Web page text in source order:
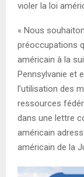
violer la loi
« Nous
préoccupations
américain à la
Pennsylvanie et
l’utilisation des
ressources
dans une lettre
américain
américain de la